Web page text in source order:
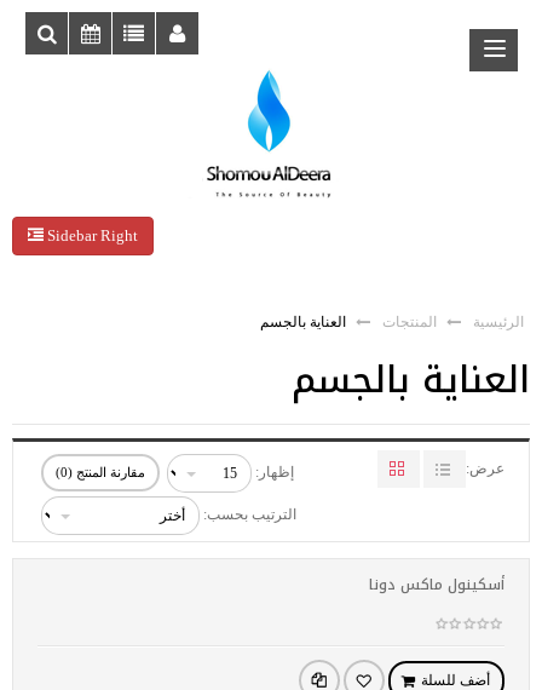
Sidebar Right
الرئيسية المنتجات العناية بالجسم
العناية بالجسم
عرض: مقارنة المنتج (0) إظهار:
الترتيب بحسب:
أسكينول ماكس دونا
أضف للسلة